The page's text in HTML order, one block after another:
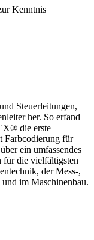
Kenntnis
Steuerleitungen,
her. So erfand
die erste
Farbcodierung für
ein umfassendes
für die vielfältigsten
der Mess-,
im Maschinenbau.